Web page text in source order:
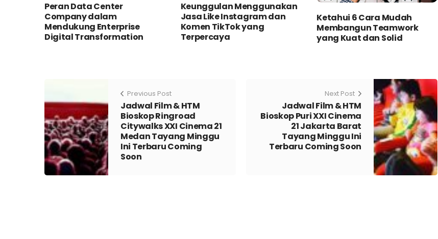
Peran Data Center
Company dalam
Mendukung Enterprise
Digital Transformation
Keunggulan Menggunakan
Jasa Like Instagram dan
Komen TikTok yang
Terpercaya
Ketahui 6 Cara Mudah
Membangun Teamwork
yang Kuat dan Solid
Previous Post
Jadwal Film & HTM
Bioskop Ringroad
Citywalks XXI Cinema 21
Medan Tayang Minggu
Ini Terbaru Coming
Soon
Next Post
Jadwal Film & HTM
Bioskop Puri XXI Cinema
21 Jakarta Barat
Tayang Minggu Ini
Terbaru Coming Soon